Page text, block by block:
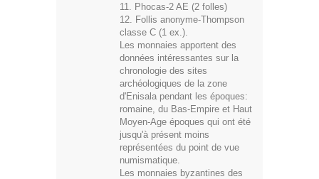
11. Phocas-2 AE (2 folles)
12. Follis anonyme-Thompson
classe C (1 ex.).
Les monnaies apportent des
données intéressantes sur la
chronologie des sites
archéologiques de la zone
d'Enisala pendant les époques:
romaine, du Bas-Empire et Haut
Moyen-Age époques qui ont été
jusqu'à présent moins
représentées du point de vue
numismatique.
Les monnaies byzantines des